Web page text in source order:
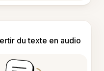
du texte en audio